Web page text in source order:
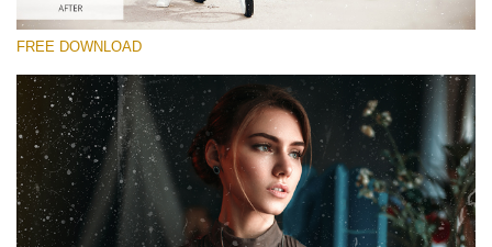
Large 6000*4000px
(252 Overlays)
Large 6000*4000px
Entire Collection
(1783 Overlays)
FREE DOWNLOAD